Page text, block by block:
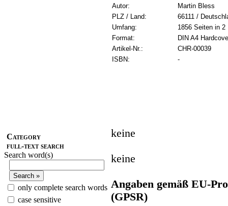
Category
full-text search
Search word(s)
only complete search words
case sensitive
Autor:
Martin Bless
PLZ / Land:
66111 /
Umfang:
1856 Seiten in 2
Format:
DIN A4
Artikel-Nr.:
CHR-00039
ISBN:
-
keine
keine
Angaben gemäß EU-
(GPSR)